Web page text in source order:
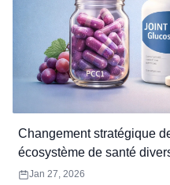
Changement stratégique
écosystème de santé
long terme
Jan 27, 2026